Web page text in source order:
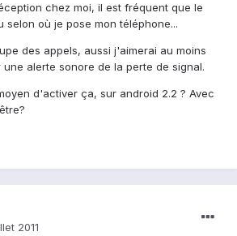
chez moi, il est fréquent que le
selon où je pose mon téléphone...
des appels, aussi j'aimerai au moins
alerte sonore de la perte de signal.
d'activer ça, sur android 2.2 ? Avec
2011